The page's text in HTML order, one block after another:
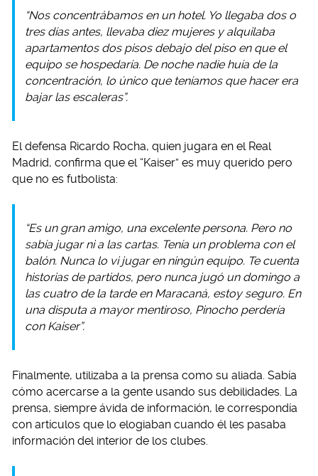
“Nos concentrábamos en un hotel. Yo llegaba dos o
tres días antes, llevaba diez mujeres y alquilaba
apartamentos dos pisos debajo del piso en que el
equipo se hospedaría. De noche nadie huía de la
concentración, lo único que teníamos que hacer era
bajar las escaleras”.
El defensa Ricardo Rocha, quien jugara en el Real
Madrid, confirma que el “Kaiser” es muy querido pero
que no es futbolista:
“Es un gran amigo, una excelente persona. Pero no
sabía jugar ni a las cartas. Tenía un problema con el
balón. Nunca lo vi jugar en ningún equipo. Te cuenta
historias de partidos, pero nunca jugó un domingo a
las cuatro de la tarde en Maracaná, estoy seguro. En
una disputa a mayor mentiroso, Pinocho perdería
con Kaiser”.
Finalmente, utilizaba a la prensa como su aliada. Sabía
cómo acercarse a la gente usando sus debilidades. La
prensa, siempre ávida de información, le correspondía
con artículos que lo elogiaban cuando él les pasaba
información del interior de los clubes.